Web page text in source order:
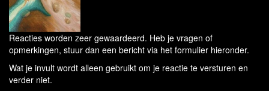
Reacties worden zeer gewaardeerd. Heb je vragen of
opmerkingen, stuur dan een bericht via het formulier hieronder.
Wat je invult wordt alleen gebruikt om je reactie te versturen en
verder niet.